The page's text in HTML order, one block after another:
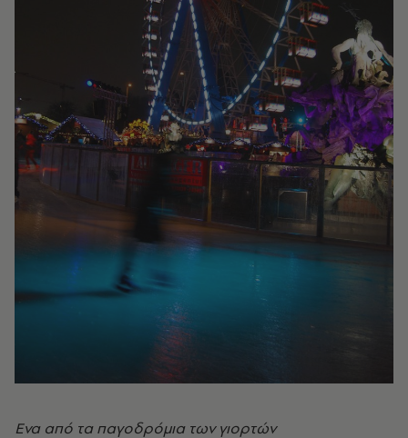
Ενα από τα παγοδρόμια των γιορτών